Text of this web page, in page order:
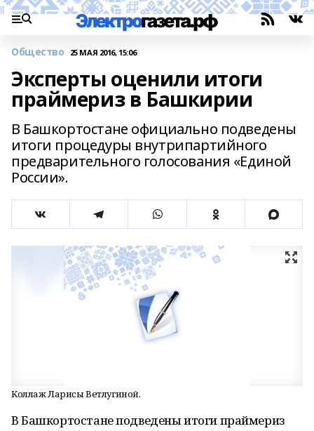
Общество 25 МАЯ 2016, 15:06
Эксперты оценили итоги
праймериз в Башкирии
В Башкортостане официально подведены
итоги процедуры внутрипартийного
предварительного голосования «Единой
России».
Коллаж Ларисы Ветлугиной.
В Башкортостане подведены итоги праймериз